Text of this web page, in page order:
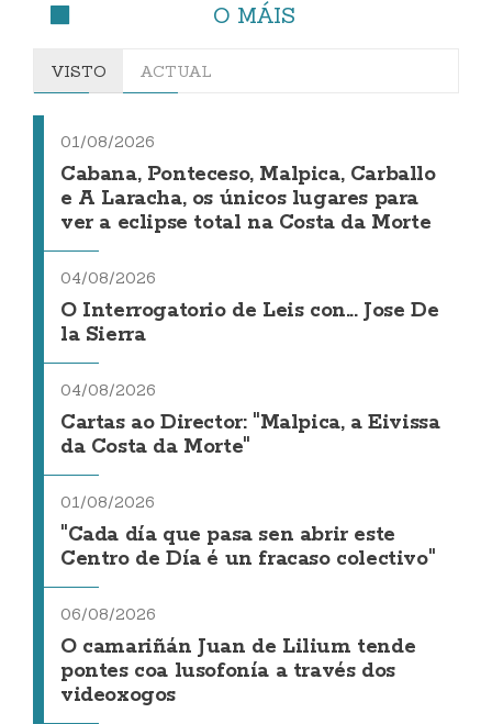
O MÁIS
VISTO ACTUAL
01/08/2026
Cabana, Ponteceso, Malpica, Carballo
e A Laracha, os únicos lugares para
ver a eclipse total na Costa da Morte
04/08/2026
O Interrogatorio de Leis con... Jose De
la Sierra
04/08/2026
Cartas ao Director: "Malpica, a Eivissa
da Costa da Morte"
01/08/2026
"Cada día que pasa sen abrir este
Centro de Día é un fracaso colectivo"
06/08/2026
O camariñán Juan de Lilium tende
pontes coa lusofonía a través dos
videoxogos